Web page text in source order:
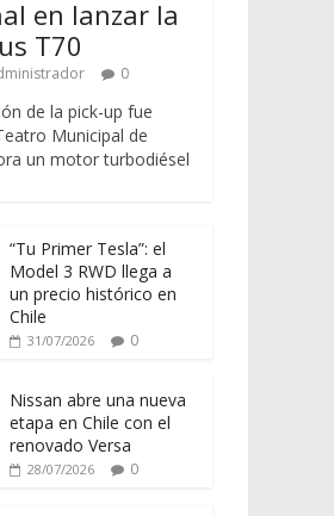
en lanzar la
T70
0
de la pick-up fue
Municipal de
un motor turbodiésel
“Tu Primer Tesla”: el
Model 3 RWD llega a
un precio histórico en
Chile
31/07/2026 0
Nissan abre una nueva
etapa en Chile con el
renovado Versa
28/07/2026 0